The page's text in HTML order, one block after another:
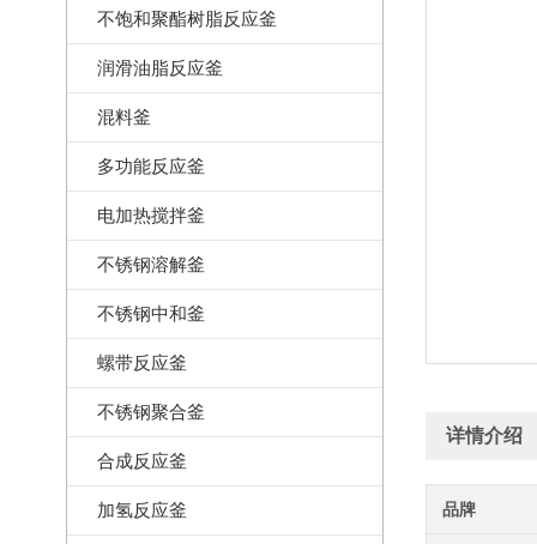
不饱和聚酯树脂反应釜
润滑油脂反应釜
混料釜
多功能反应釜
电加热搅拌釜
不锈钢溶解釜
不锈钢中和釜
螺带反应釜
不锈钢聚合釜
合成反应釜
加氢反应釜
详情介绍
品牌